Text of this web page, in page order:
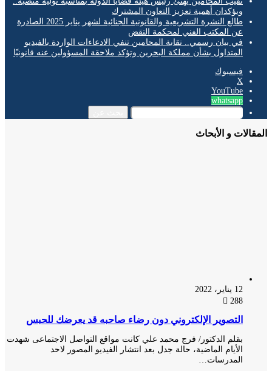
ويؤكدان أهمية تعزيز التعاون المشترك
طالع النشرة التشريعية والقانونية الجنائية لشهر يناير 2025 الصادرة
عن المكتب الفني لمحكمة النقض
في بيان رسمي.. نقابة المحامين تنفي الادعاءات الواردة بالفيديو
المتداول بشأن مملكة البحرين وتؤكد ملاحقة المسؤولين عنه قانونيًا
فيسبوك
‫YouTube
whatsapp
و الأبحاث
التصوير الإلكتروني دون رضاء صاحبه قد يعرضك للحبس
بقلم الدكتور/ فرج محمد علي كانت مواقع التواصل الاجتماعى شهدت
الأيام الماضية، حالة جدل بعد انتشار الفيديو المصور لاحد
المدرسات…